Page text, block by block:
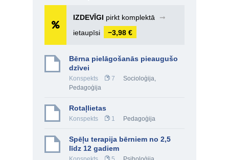
IZDEVĪGI pirkt komplektā
➞
ietaupīsi
−3,98 €
Bērna pielāgošanās pieaugušo
dzīvei
Konspekts 7 Socioloģija,
Pedagoģija
Rotaļlietas
Konspekts 1 Pedagoģija
Spēļu terapija bērniem no 2,5
līdz 12 gadiem